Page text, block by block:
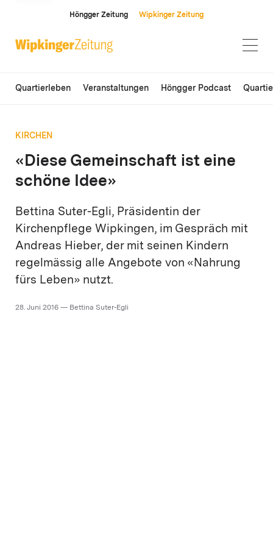
Höngger Zeitung Wipkinger Zeitung
Quartierleben Veranstaltungen Höngger Podcast
KIRCHEN
«Diese Gemeinschaft ist eine
schöne Idee»
Bettina Suter-Egli, Präsidentin der
Kirchenpflege Wipkingen, im Gespräch mit
Andreas Hieber, der mit seinen Kindern
regelmässig alle Angebote von «Nahrung
fürs Leben» nutzt.
28. Juni 2016 — Bettina Suter-Egli